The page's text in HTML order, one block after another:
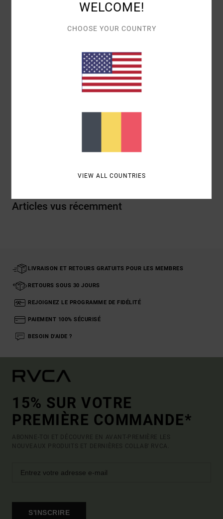
encolure à capuche
manches longues
modèle sans fermeture
Poches kangourou
Articles vus récemment
LIVRAISON ET RETOURS GRATUITS POUR LES MEMBRES
RETOURS SOUS 30 JOURS
REJOIGNEZ LE PROGRAMME DE FIDÉLITÉ
PAIEMENT 100% SÉCURISÉ
BESOIN D'AIDE ?
15% SUR VOTRE
PREMIÈRE COMMANDE*
ABONNE-TOI ET DÉCOUVRE EN AVANT-PREMIÈRE LES
NOUVEAUX PRODUITS ET DERNIÈRES COLLAB' RVCA.
S'INSCRIRE
WELCOME!
CHOOSE YOUR COUNTRY
VIEW ALL COUNTRIES